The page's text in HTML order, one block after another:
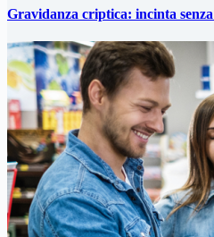
Gravidanza criptica: incinta